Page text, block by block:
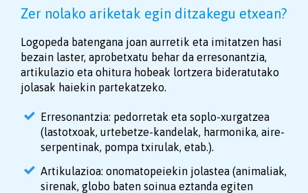
Zer nolako ariketak egin ditzakegu etxean?
Logopeda batengana joan aurretik eta imitatzen hasi
bezain laster, aprobetxatu behar da erresonantzia,
artikulazio eta ohitura hobeak lortzera bideratutako
jolasak haiekin partekatzeko.
Erresonantzia: pedorretak eta soplo-xurgatzea
(lastotxoak, urtebetze-kandelak, harmonika, aire-
serpentinak, pompa txirulak, etab.).
Artikulazioa: onomatopeiekin jolastea (animaliak,
sirenak, globo baten soinua eztanda egiten